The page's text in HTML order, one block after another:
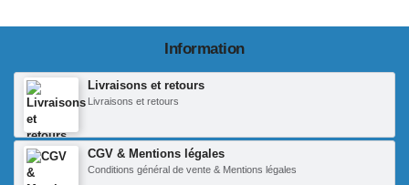
Information
Livraisons et retours
Livraisons et retours
CGV & Mentions légales
Conditions général de vente & Mentions légales